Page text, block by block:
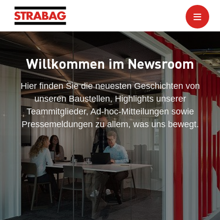
Willkommen im Newsroom
Hier finden Sie die neuesten Geschichten von
unseren Baustellen, Highlights unserer
Teammitglieder, Ad-hoc-Mitteilungen sowie
Pressemeldungen zu allem, was uns bewegt.